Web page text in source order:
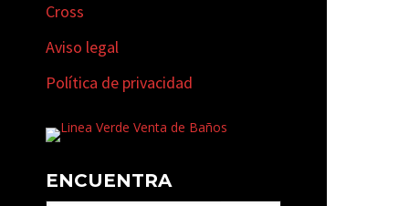
Cross
Aviso legal
Política de privacidad
ENCUENTRA